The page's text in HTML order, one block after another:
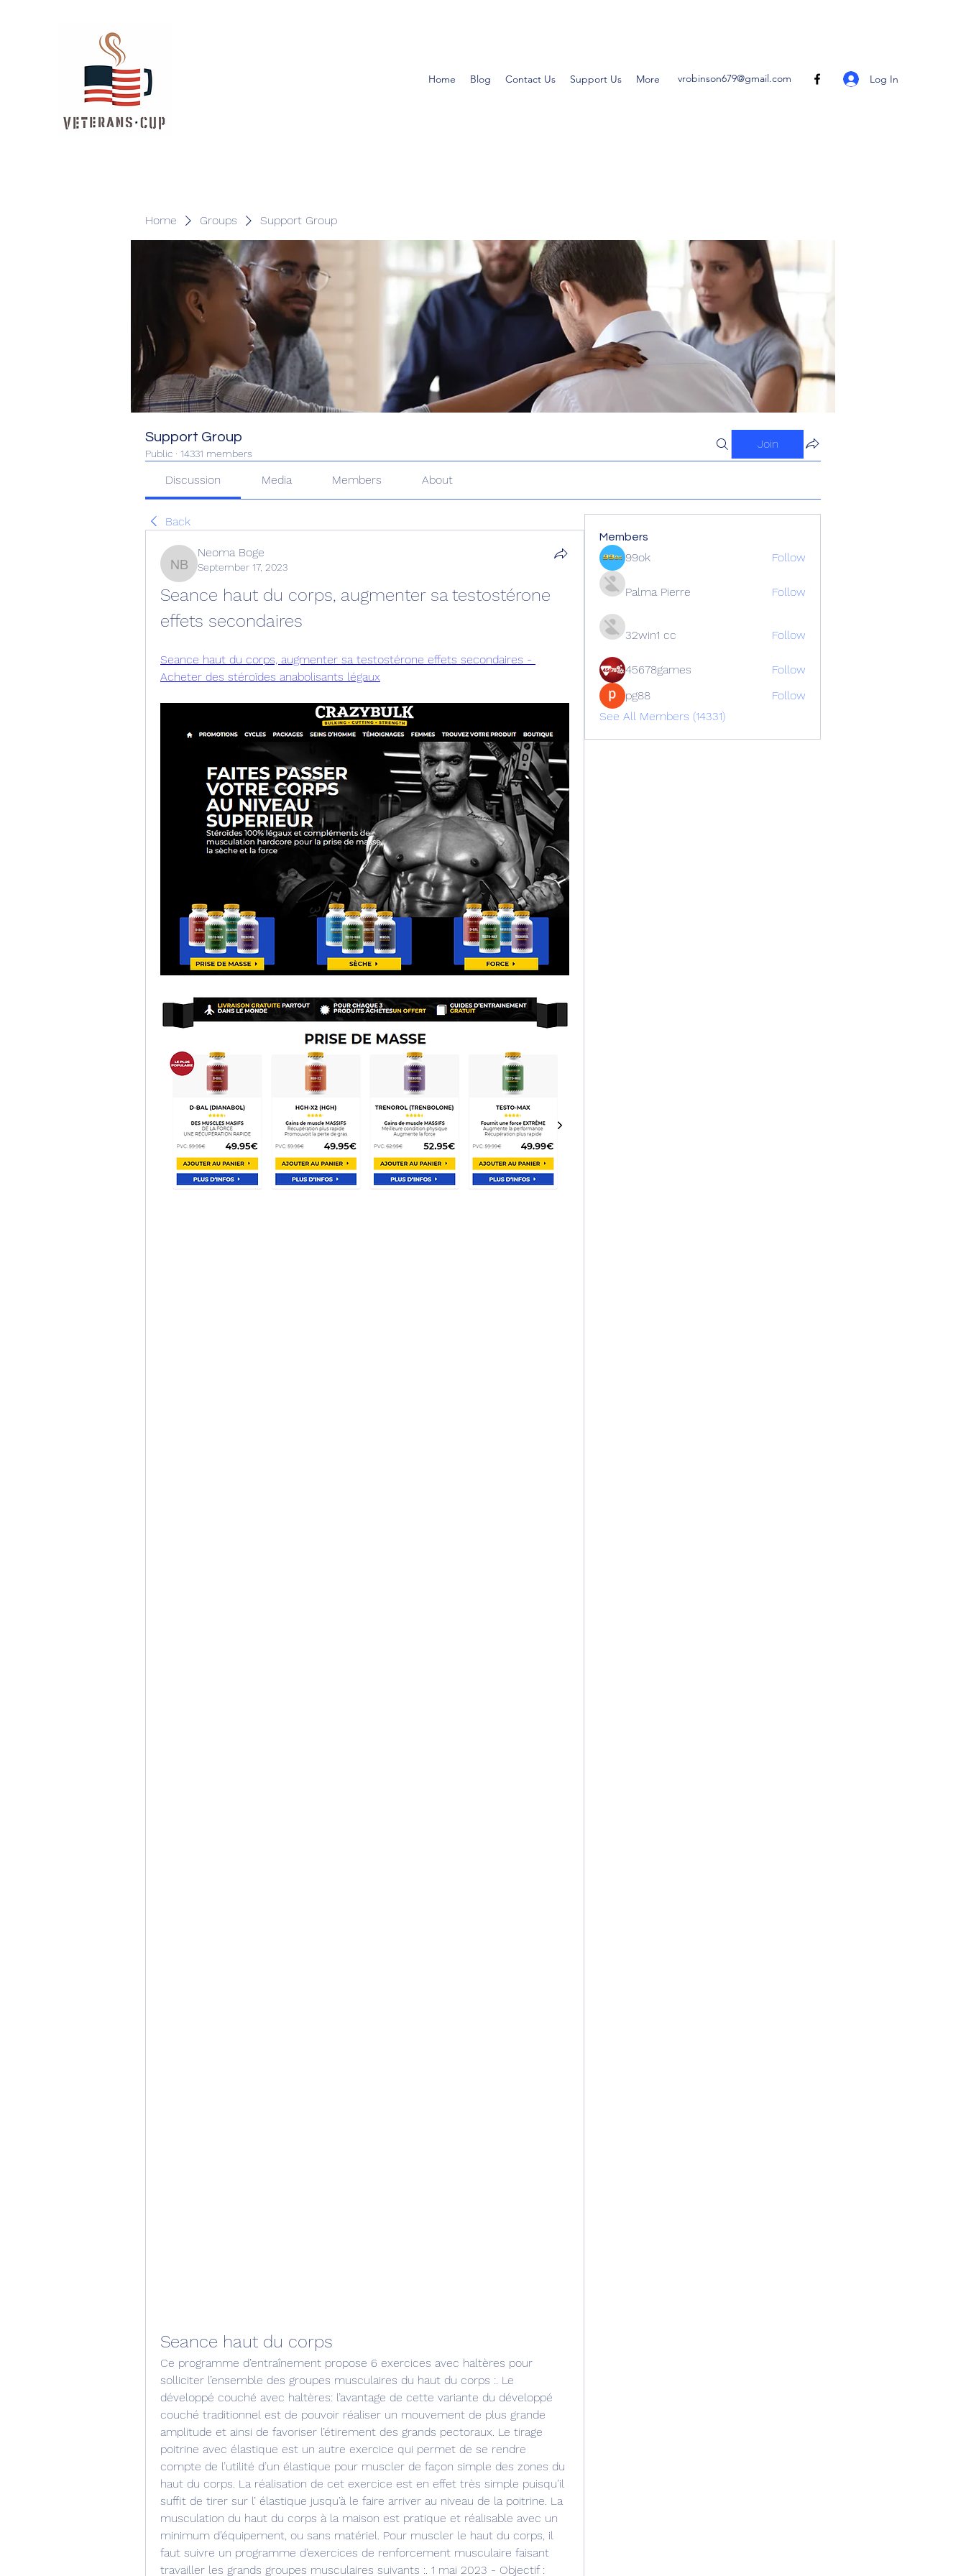
Home Blog Contact Us Support Us More vrobinson679@gmail.com Log In
Home Groups Support Group
Support Group
Public · 14331 members
Join
Discussion Media Members About
Back
Neoma Boge
Neoma Boge
September 17, 2023
Seance haut du corps, augmenter sa testostérone
effets secondaires
Seance haut du corps, augmenter sa testostérone effets secondaires -
Acheter des stéroïdes anabolisants légaux
Seance haut du corps
Ce programme d’entraînement propose 6 exercices avec haltères pour
solliciter l’ensemble des groupes musculaires du haut du corps :. Le
développé couché avec haltères: l’avantage de cette variante du développé
couché traditionnel est de pouvoir réaliser un mouvement de plus grande
amplitude et ainsi de favoriser l’étirement des grands pectoraux. Le tirage
poitrine avec élastique est un autre exercice qui permet de se rendre
compte de l’utilité d’un élastique pour muscler de façon simple des zones du
haut du corps. La réalisation de cet exercice est en effet très simple puisqu’il
suffit de tirer sur l’ élastique jusqu’à le faire arriver au niveau de la poitrine. La
musculation du haut du corps à la maison est pratique et réalisable avec un
minimum d’équipement, ou sans matériel. Pour muscler le haut du corps, il
faut suivre un programme d’exercices de renforcement musculaire faisant
travailler les grands groupes musculaires suivants :. 1 mai 2023 - Objectif :
Members
99ok Follow
Palma Pierre Follow
32win1 cc Follow
45678games
Follow
pg88
Follow
See All Members (14331)